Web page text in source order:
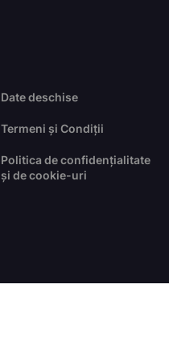
Date deschise
Termeni și Condiții
Politica de confidențialitate
și de cookie-uri